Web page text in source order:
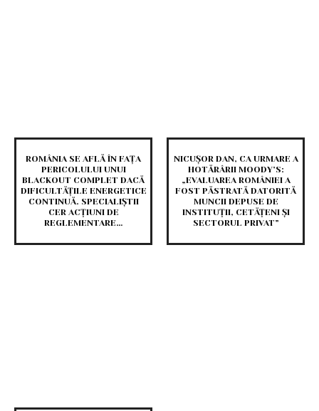
ROMÂNIA SE AFLĂ ÎN FAȚA
PERICOLULUI UNUI
BLACKOUT COMPLET DACĂ
DIFICULTĂȚILE ENERGETICE
CONTINUĂ. SPECIALIȘTII
CER ACȚIUNI DE
REGLEMENTARE…
NICUȘOR DAN, CA URMARE A
HOTĂRÂRII MOODY’S:
„EVALUAREA ROMÂNIEI A
FOST PĂSTRATĂ DATORITĂ
MUNCII DEPUSE DE
INSTITUȚII, CETĂȚENI ȘI
SECTORUL PRIVAT”